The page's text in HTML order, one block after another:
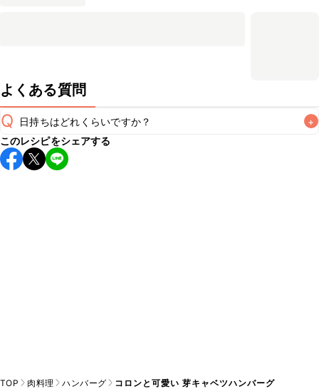
よくある質問
Q 日持ちはどれくらいですか？ +
保存期間は冷蔵で翌日中が目安です。なるべくお早めにお召
し上がりください。
このレシピをシェアする
TOP 肉料理 ハンバーグ コロンと可愛い 芽キャベツハンバーグ